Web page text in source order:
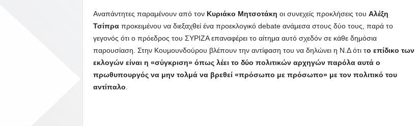
Αναπάντητες παραμένουν από τον Κυριάκο Μητσοτάκη οι συνεχείς προκλήσεις του Αλέξη
Τσίπρα προκειμένου να διεξαχθεί ένα προεκλογικό debate ανάμεσα στους δύο τους, παρά το
γεγονός ότι ο πρόεδρος του ΣΥΡΙΖΑ επαναφέρει το αίτημα αυτό σχεδόν σε κάθε δημόσια
παρουσίαση. Στην Κουμουνδούρου βλέπουν την αντίφαση του να δηλώνει η Ν.Δ ότι το επίδικο των
εκλογών είναι η «σύγκριση» όπως λέει το δύο πολιτικών αρχηγών παρόλα αυτά ο
πρωθυπουργός να μην τολμά να βρεθεί «πρόσωπο με πρόσωπο» με τον πολιτικό του
αντίπαλο